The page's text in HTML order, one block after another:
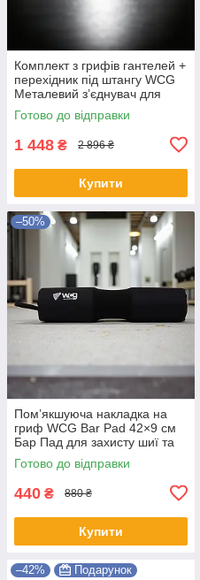
Комплект з грифів гантелей +
перехідник під штангу WCG
Металевий з’єднувач для
штанги + 2 грифи гантель
для з’єднання
Готово до відправки
1 448 ₴ 2 896 ₴
Купити
–50%
Пом’якшуюча накладка на
гриф WCG Bar Pad 42×9 см
Бар Пад для захисту шиї та
плечей під час тренувань із
штангою гіпоалергенна
Готово до відправки
440 ₴ 880 ₴
Купити
–42% Подарунок